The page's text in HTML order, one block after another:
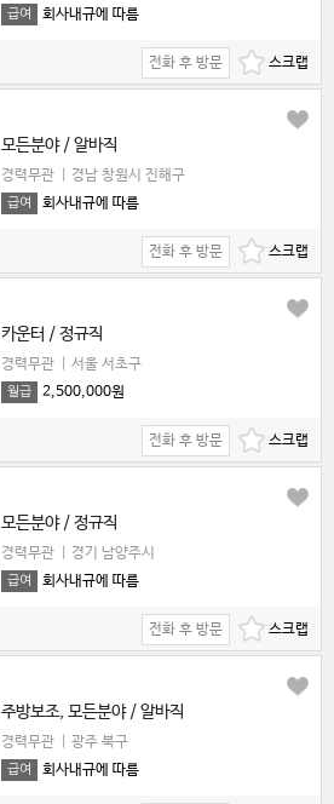
급여 회사내규에 따름
전화 후 방문
모든분야 / 알바직
경력무관 경남 창원시 진해구
급여 회사내규에 따름
전화 후 방문
카운터 / 정규직
경력무관 서울 서초구
월급 2,500,000원
전화 후 방문
모든분야 / 정규직
경력무관 경기 남양주시
급여 회사내규에 따름
전화 후 방문
주방보조, 모든분야 / 알바직
경력무관 광주 북구
급여 회사내규에 따름